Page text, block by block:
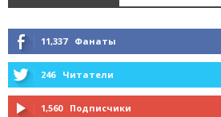
11,337 Фанаты
246 Читатели
1,560 Подписчики